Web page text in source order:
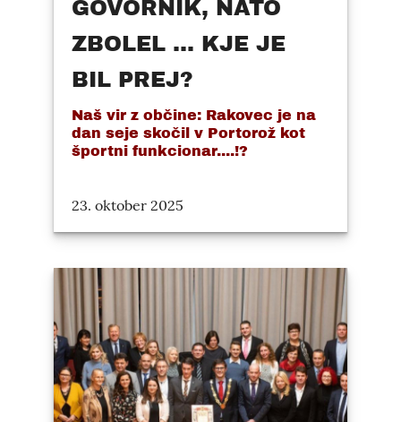
GOVORNIK, NATO
ZBOLEL ... KJE JE
BIL PREJ?
Naš vir z občine: Rakovec je na
dan seje skočil v Portorož kot
športni funkcionar....!?
23. oktober 2025